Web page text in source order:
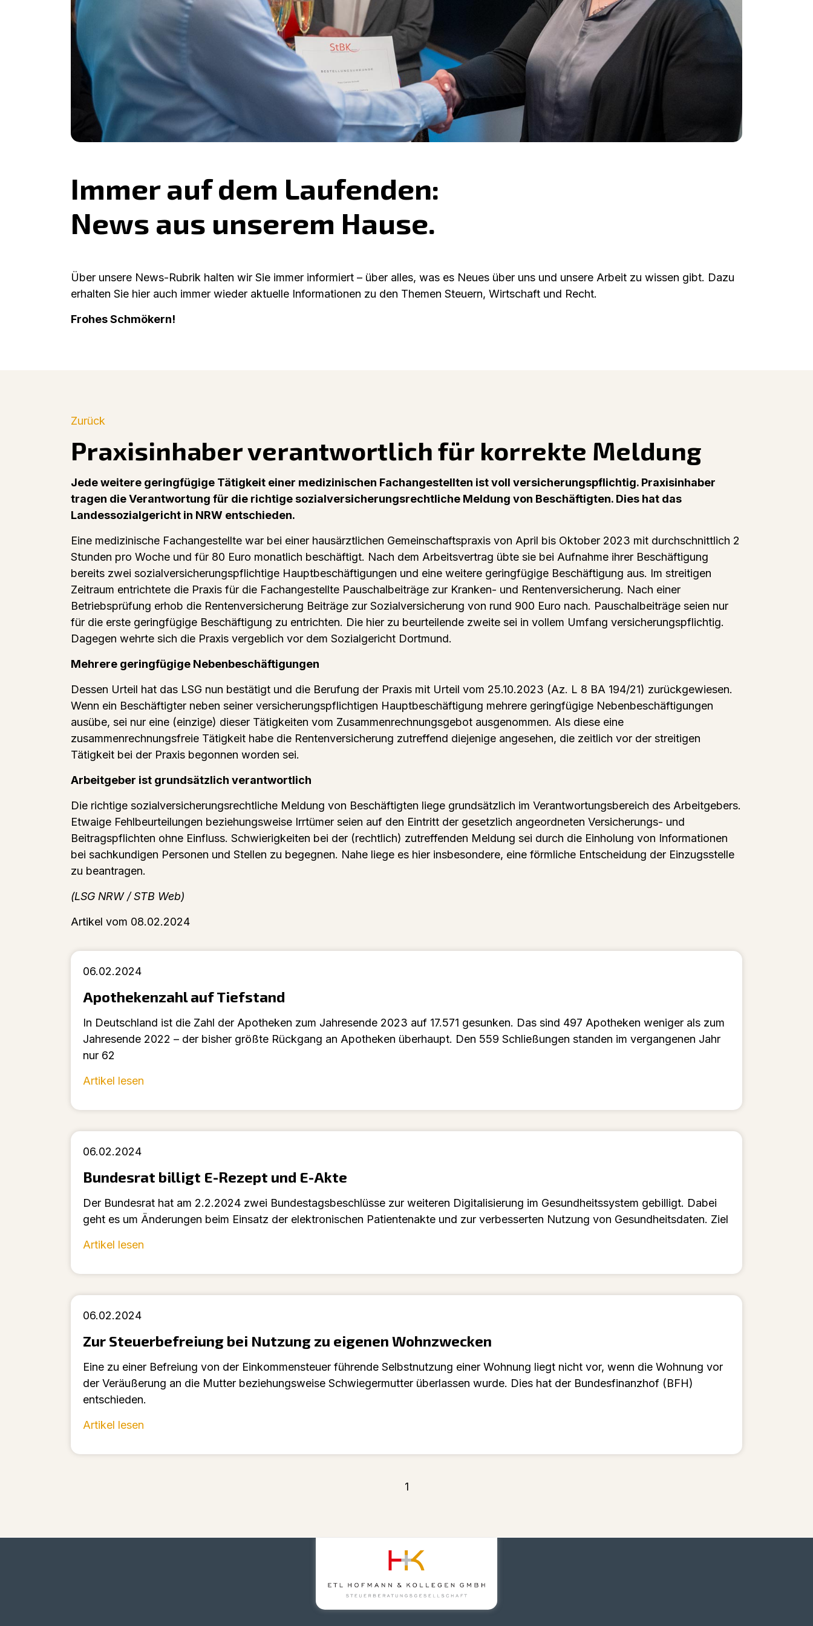
Immer auf dem Laufenden:
News aus unserem Hause.
Über unsere News-Rubrik halten wir Sie immer informiert – über alles, was es Neues über uns und unsere Arbeit zu wissen gibt. Dazu
erhalten Sie hier auch immer wieder aktuelle Informationen zu den Themen Steuern, Wirtschaft und Recht.
Frohes Schmökern!
Zurück
Praxisinhaber verantwortlich für korrekte Meldung
Jede weitere geringfügige Tätigkeit einer medizinischen Fachangestellten ist voll versicherungspflichtig. Praxisinhaber
tragen die Verantwortung für die richtige sozialversicherungsrechtliche Meldung von Beschäftigten. Dies hat das
Landessozialgericht in NRW entschieden.
Eine medizinische Fachangestellte war bei einer hausärztlichen Gemeinschaftspraxis von April bis Oktober 2023 mit durchschnittlich 2
Stunden pro Woche und für 80 Euro monatlich beschäftigt. Nach dem Arbeitsvertrag übte sie bei Aufnahme ihrer Beschäftigung
bereits zwei sozialversicherungspflichtige Hauptbeschäftigungen und eine weitere geringfügige Beschäftigung aus. Im streitigen
Zeitraum entrichtete die Praxis für die Fachangestellte Pauschalbeiträge zur Kranken- und Rentenversicherung. Nach einer
Betriebsprüfung erhob die Rentenversicherung Beiträge zur Sozialversicherung von rund 900 Euro nach. Pauschalbeiträge seien nur
für die erste geringfügige Beschäftigung zu entrichten. Die hier zu beurteilende zweite sei in vollem Umfang versicherungspflichtig.
Dagegen wehrte sich die Praxis vergeblich vor dem Sozialgericht Dortmund.
Mehrere geringfügige Nebenbeschäftigungen
Dessen Urteil hat das LSG nun bestätigt und die Berufung der Praxis mit Urteil vom 25.10.2023 (Az. L 8 BA 194/21) zurückgewiesen.
Wenn ein Beschäftigter neben seiner versicherungspflichtigen Hauptbeschäftigung mehrere geringfügige Nebenbeschäftigungen
ausübe, sei nur eine (einzige) dieser Tätigkeiten vom Zusammenrechnungsgebot ausgenommen. Als diese eine
zusammenrechnungsfreie Tätigkeit habe die Rentenversicherung zutreffend diejenige angesehen, die zeitlich vor der streitigen
Tätigkeit bei der Praxis begonnen worden sei.
Arbeitgeber ist grundsätzlich verantwortlich
Die richtige sozialversicherungsrechtliche Meldung von Beschäftigten liege grundsätzlich im Verantwortungsbereich des Arbeitgebers.
Etwaige Fehlbeurteilungen beziehungsweise Irrtümer seien auf den Eintritt der gesetzlich angeordneten Versicherungs- und
Beitragspflichten ohne Einfluss. Schwierigkeiten bei der (rechtlich) zutreffenden Meldung sei durch die Einholung von Informationen
bei sachkundigen Personen und Stellen zu begegnen. Nahe liege es hier insbesondere, eine förmliche Entscheidung der Einzugsstelle
zu beantragen.
(LSG NRW / STB Web)
Artikel vom 08.02.2024
06.02.2024
Apothekenzahl auf Tiefstand
In Deutschland ist die Zahl der Apotheken zum Jahresende 2023 auf 17.571 gesunken. Das sind 497 Apotheken weniger als zum
Jahresende 2022 – der bisher größte Rückgang an Apotheken überhaupt. Den 559 Schließungen standen im vergangenen Jahr
nur 62
Artikel lesen
06.02.2024
Bundesrat billigt E-Rezept und E-Akte
Der Bundesrat hat am 2.2.2024 zwei Bundestagsbeschlüsse zur weiteren Digitalisierung im Gesundheitssystem gebilligt. Dabei
geht es um Änderungen beim Einsatz der elektronischen Patientenakte und zur verbesserten Nutzung von Gesundheitsdaten. Ziel
Artikel lesen
06.02.2024
Zur Steuerbefreiung bei Nutzung zu eigenen Wohnzwecken
Eine zu einer Befreiung von der Einkommensteuer führende Selbstnutzung einer Wohnung liegt nicht vor, wenn die Wohnung vor
der Veräußerung an die Mutter beziehungsweise Schwiegermutter überlassen wurde. Dies hat der Bundesfinanzhof (BFH)
entschieden.
Artikel lesen
1